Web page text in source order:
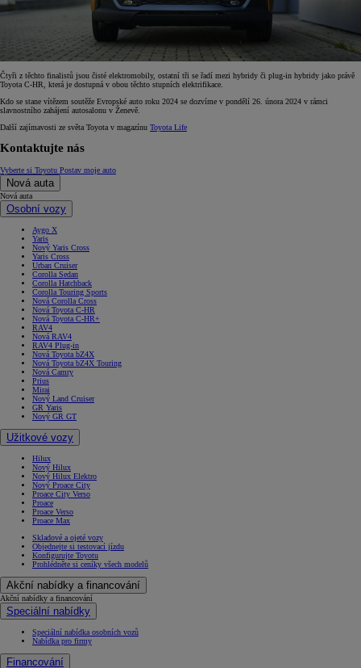
Čtyři z těchto finalistů jsou čisté elektromobily, ostatní tři se řadí mezi hybridy či plug-in hybridy jako právě
Toyota C-HR, která je dostupná v obou těchto stupních elektrifikace.
Kdo se stane vítězem soutěže Evropské auto roku 2024 se dozvíme v pondělí 26. února 2024 v rámci
slavnostního zahájení autosalonu v Ženevě.
Další zajímavosti ze světa Toyota v magazínu Toyota Life
Kontaktujte nás
Vyberte si Toyotu Postav moje auto
Nová auta
Nová auta
Osobní vozy
Aygo X
Yaris
Nový Yaris Cross
Yaris Cross
Urban Cruiser
Corolla Sedan
Corolla Hatchback
Corolla Touring Sports
Nová Corolla Cross
Nová Toyota C-HR
Nová Toyota C-HR+
RAV4
Nová RAV4
RAV4 Plug-in
Nová Toyota bZ4X
Nová Toyota bZ4X Touring
Nová Camry
Prius
Mirai
Nový Land Cruiser
GR Yaris
Nový GR GT
Užitkové vozy
Hilux
Nový Hilux
Nový Hilux Elektro
Nový Proace City
Proace City Verso
Proace
Proace Verso
Proace Max
Skladové a ojeté vozy
Objednejte si testovací jízdu
Konfigurujte Toyotu
Prohlédněte si ceníky všech modelů
Akční nabídky a financování
Akční nabídky a financování
Speciální nabídky
Speciální nabídka osobních vozů
Nabídka pro firmy
Financování